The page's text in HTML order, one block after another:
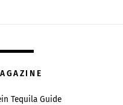
Tequila Guide